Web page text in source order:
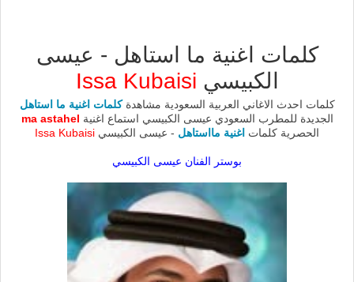
كلمات اغنية ما استاهل - عيسى
الكبيسي Issa Kubaisi
كلمات احدث الاغاني العربية السعودية مشاهدةكلمات اغنية ما استاهل
الجديدة للمطرب السعودي عيسى الكبيسي استماع اغنية ma astahel
الحصرية كلمات اغنية مااستاهل - عيسى الكبيسي
بوستر الفنان عيسى الكبيسي